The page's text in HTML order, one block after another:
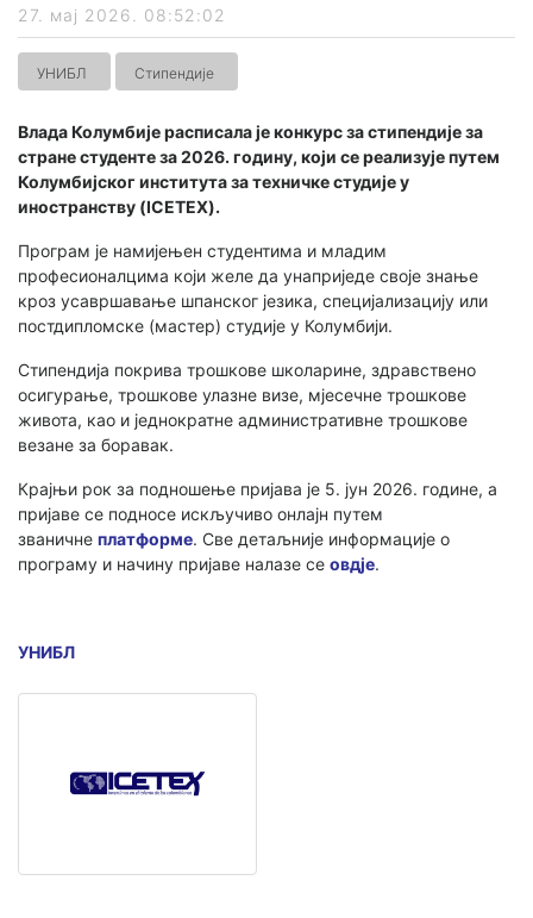
27. мај 2026. 08:52:02
УНИБЛ Стипендије
Влада Колумбије расписала је конкурс за стипендије за
стране студенте за 2026. годину, који се реализује путем
Колумбијског института за техничке студије у
иностранству (ICETEX).
Програм је намијењен студентима и младим
професионалцима који желе да унаприједе своје знање
кроз усавршавање шпанског језика, специјализацију или
постдипломске (мастер) студије у Колумбији.
Стипендија покрива трошкове школарине, здравствено
осигурање, трошкове улазне визе, мјесечне трошкове
живота, као и једнократне административне трошкове
везане за боравак.
Крајњи рок за подношење пријава је 5. јун 2026. године, а
пријаве се подносе искључиво онлајн путем
званичне платформе. Све детаљније информације о
програму и начину пријаве налазе се овдје.
УНИБЛ